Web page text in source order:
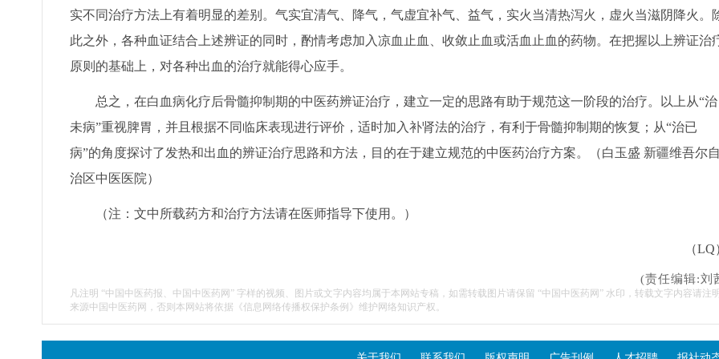
实不同治疗方法上有着明显的差别。气实宜清气、降气，气虚宜补气、益气，实火当清热泻火，虚火当滋阴降火。
此之外，各种血证结合上述辨证的同时，酌情考虑加入凉血止血、收敛止血或活血止血的药物。在把握以上辨证治
原则的基础上，对各种出血的治疗就能得心应手。
总之，在白血病化疗后骨髓抑制期的中医药辨证治疗，建立一定的思路有助于规范这一阶段的治疗。以上从“治
未病”重视脾胃，并且根据不同临床表现进行评价，适时加入补肾法的治疗，有利于骨髓抑制期的恢复；从“治已
病”的角度探讨了发热和出血的辨证治疗思路和方法，目的在于建立规范的中医药治疗方案。（白玉盛 新疆维吾尔自
治区中医医院）
（注：文中所载药方和治疗方法请在医师指导下使用。）
（LQ
(责任编辑:刘
凡注明 “中国中医药报、中国中医药网” 字样的视频、图片或文字内容均属于本网站专稿，如需转载图片请保留 “中国中医药网” 水印，转载文字内容请注明
来源中国中医药网，否则本网站将依据《信息网络传播权保护条例》维护网络知识产权。